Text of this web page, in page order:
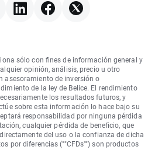
sólo con fines de información general y
opinión, análisis, precio u otro
asesoramiento de inversión o
de la ley de Belice. El rendimiento
los resultados futuros, y
sobre esta información lo hace bajo su
responsabilidad por ninguna pérdida
cualquier pérdida de beneficio, que
del uso o la confianza de dicha
por diferencias (""CFDs"") son productos